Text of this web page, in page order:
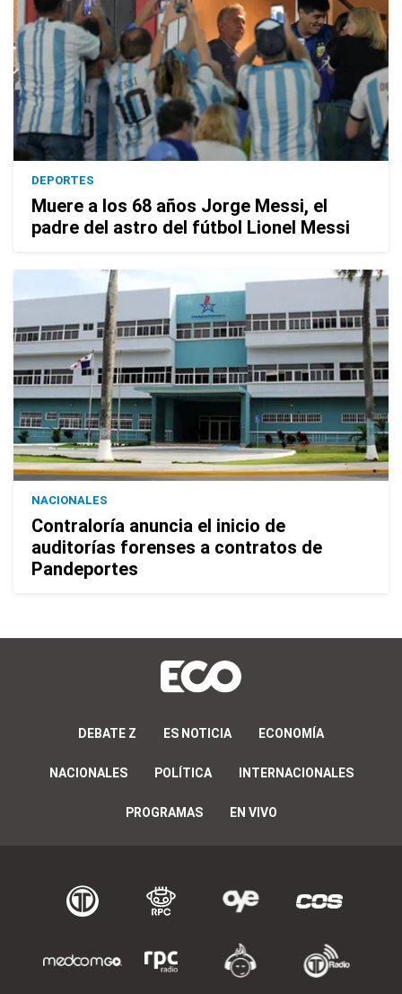
DEPORTES
Muere a los 68 años Jorge Messi, el
padre del astro del fútbol Lionel Messi
NACIONALES
Contraloría anuncia el inicio de
auditorías forenses a contratos de
Pandeportes
DEBATE Z ES NOTICIA ECONOMÍA
NACIONALES POLÍTICA INTERNACIONALES
PROGRAMAS EN VIVO